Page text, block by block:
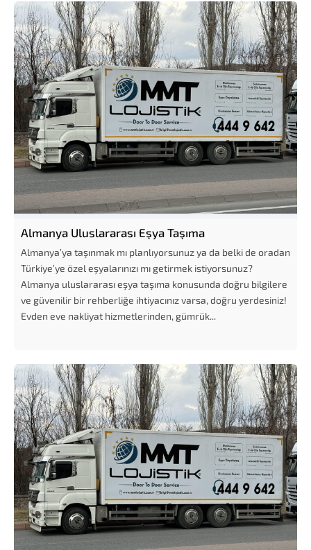
Almanya Uluslararası Eşya Taşıma
Almanya’ya taşınmak mı planlıyorsunuz ya da belki de oradan
Türkiye’ye özel eşyalarınızı mı getirmek istiyorsunuz?
Almanya uluslararası eşya taşıma konusunda doğru bilgilere
ve güvenilir bir rehberliğe ihtiyacınız varsa, doğru yerdesiniz!
Evden eve nakliyat hizmetlerinden, gümrük...